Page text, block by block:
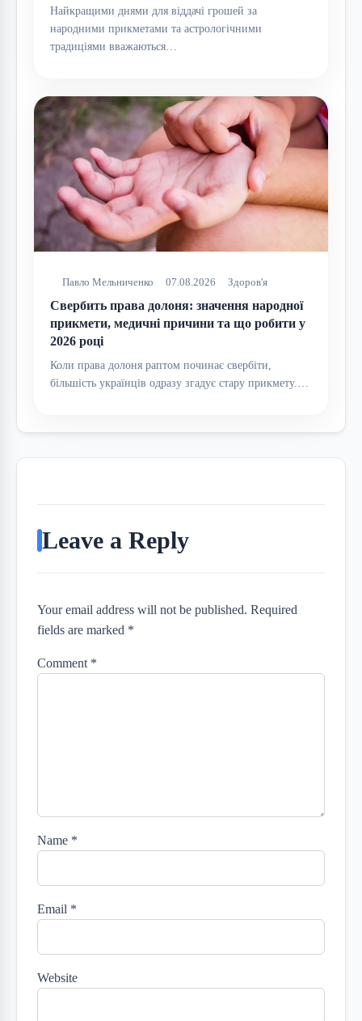
Найкращими днями для віддачі грошей за
народними прикметами та астрологічними
традиціями вважаються…
Павло Мельниченко 07.08.2026 Здоров'я
Свербить права долоня: значення народної
прикмети, медичні причини та що робити у
2026 році
Коли права долоня раптом починає свербіти,
більшість українців одразу згадує стару прикмету.…
Leave a Reply
Your email address will not be published. Required
fields are marked *
Comment *
Name *
Email *
Website